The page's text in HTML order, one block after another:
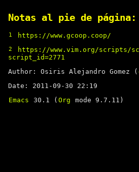
Notas al pie de página:
1 https://www.gcoop.coop/
2
https://www.vim.org/scripts/
script_id=2771
Author: Osiris Alejandro Gomez (
Date: 2011-09-30 22:19
Emacs
30.1 ( Org mode 9.7.11)